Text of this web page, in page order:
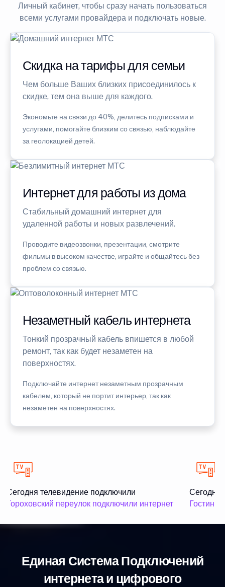
Личный кабинет, чтобы сразу начать пользоваться
всеми услугами провайдера и подключать новые.
Скидка на тарифы для семьи
Чем больше Ваших близких присоединилось к
скидке, тем она выше для каждого.
Экономьте на связи до 40%, делитесь подписками и
услугами, помогайте близким со связью, наблюдайте
за геолокацией детей.
Интернет для работы из дома
Стабильный домашний интернет для
удаленной работы и новых развлечений.
Проводите видеозвонки, презентации, смотрите
фильмы в высоком качестве, играйте и общайтесь без
проблем со связью.
Незаметный кабель интернета
Тонкий прозрачный кабель впишется в любой
ремонт, так как будет незаметен на
поверхностях.
Подключайте интернет незаметным прозрачным
кабелем, который не портит интерьер, так как
незаметен на поверхностях.
Сегодня телевидение подключили
Гороховский переулок подключили интернет
Сегодня
Единая Система Подключений
интернета и цифрового